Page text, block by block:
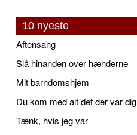
10 nyeste
Aftensang
Slå hinanden over hænderne
Mit barndomshjem
Du kom med alt det der var dig
Tænk, hvis jeg var